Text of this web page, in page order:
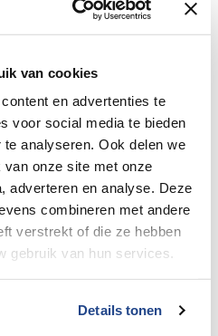
van cookies
en advertenties te
voor social media te bieden
analyseren. Ook delen we
onze site met onze
adverteren en analyse. Deze
combineren met andere
verstrekt of die ze hebben
gebruik van hun services.
Details tonen
74 x 26 x 27 mm